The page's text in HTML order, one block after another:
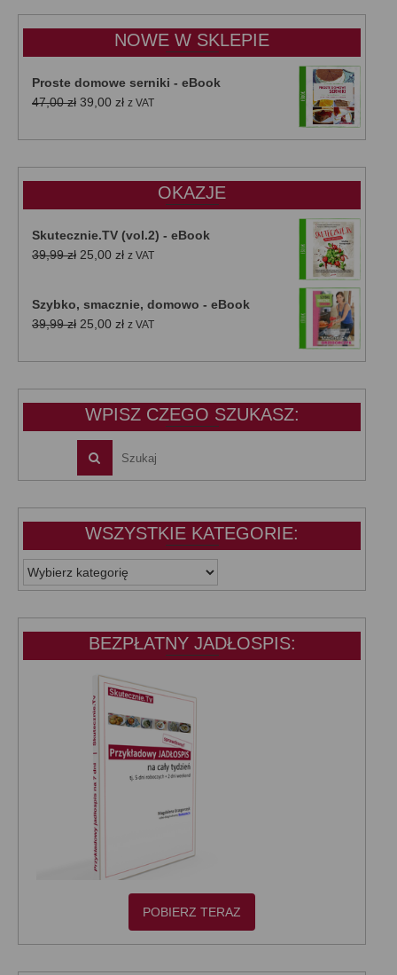
do
50,00 zł
NOWE W SKLEPIE
Proste domowe serniki - eBook
47,00zł Pierwotna
wynosiła:
39,00 złAktualna
wynosi:
z VAT
OKAZJE
Skutecznie.TV (vol.2) - eBook
39,99zł Pierwotna
39,99 zł.
25,00 złAktualna
25,00 zł.
z VAT
Szybko, smacznie, domowo - eBook
39,99zł Pierwotna
wynosiła:
25,00 złAktualna
wynosi:
z VAT
WPISZ CZEGO SZUKASZ:
WSZYSTKIE KATEGORIE:
WSZYSTKIE
KATEGORIE:
BEZPŁATNY JADŁOSPIS:
POBIERZ TERAZ